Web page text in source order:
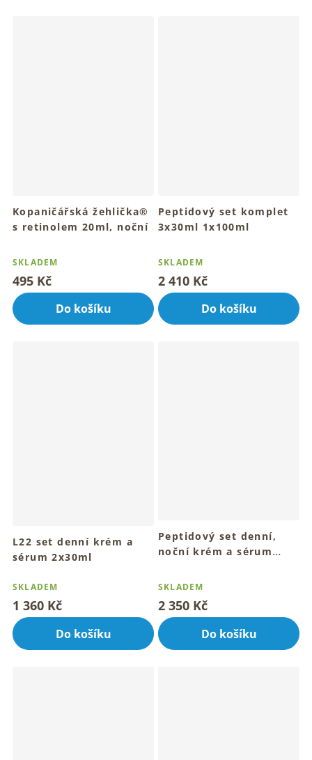
Kopaničářská žehlička®
s retinolem 20ml, noční
Pro mladistvý vzhled a
rozzářenou pleť
hodnocení
produktu
je
4,5
z
SKLADEM
495 Kč
Do košíku
Peptidový set komplet
3x30ml 1x100ml
hodnocení
produktu
je
5,0
z
SKLADEM
2 410 Kč
Do košíku
L22 set denní krém a
sérum 2x30ml
SKLADEM
1 360 Kč
Do košíku
Peptidový set denní,
noční krém a sérum
hodnocení
produktu
je
1,0
z
SKLADEM
2 350 Kč
Do košíku